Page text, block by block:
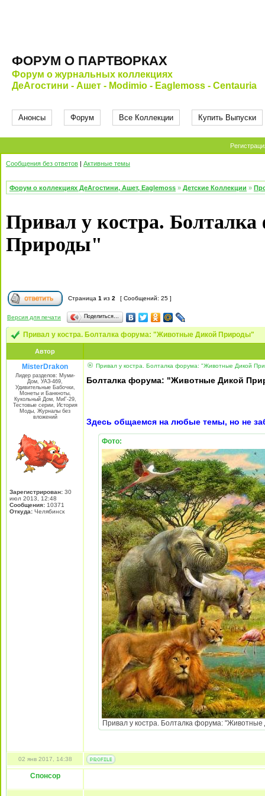
ФОРУМ О ПАРТВОРКАХ
Форум о журнальных коллекциях
ДеАгостини - Ашет - Modimio - Eaglemoss - Centauria
Анонсы Форум Все Коллекции Купить Выпуски
Сообщения без ответов | Активные темы
Форум о коллекциях ДеАгостини, Ашет, Eaglemoss » Детские Коллекции »
Привал у костра.
Природы"
Страница 1 из 2 [ Сообщений: 25 ]
Версия для печати Поделиться…
Привал у костра. Болталка форума: "Животные Дикой Природы"
Автор
MisterDrakon
Лидер разделов: Муми-
Дом, УАЗ-469,
Удивительные Бабочки,
Монеты и Банкноты,
Кукольный Дом, МиГ-29,
Тестовые серии, История
Моды, Журналы без
вложений
Зарегистрирован: 30
июл 2013, 12:48
Сообщения: 10371
Откуда: Челябинск
Привал у костра. Болталка форума: "Животные Дикой
Болталка форума: "Животные Дикой
Здесь общаемся на любые темы, но не
Фото:
Привал у костра. Болталка форума:
02 янв 2017, 14:38
Спонсор